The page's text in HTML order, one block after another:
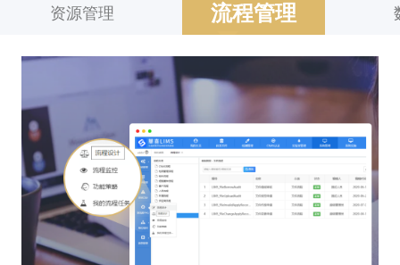
资源管理 流程管理